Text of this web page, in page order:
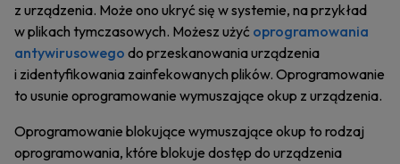
z urządzenia. Może ono ukryć się w systemie, na przykład
w plikach tymczasowych. Możesz użyć oprogramowania
antywirusowego do przeskanowania urządzenia
i zidentyfikowania zainfekowanych plików. Oprogramowanie
to usunie oprogramowanie wymuszające okup z urządzenia.
Oprogramowanie blokujące wymuszające okup to rodzaj
oprogramowania, które blokuje dostęp do urządzenia